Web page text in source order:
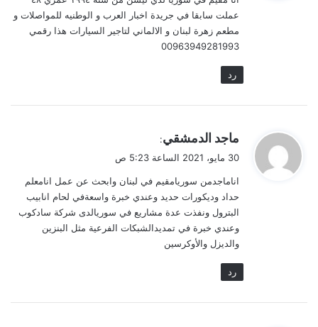
ل
عملت سابقا في جريدة اخبار العرب و الوطنيه للمواصلات و
مطعم زهرة لبنان و الالماني لتاجير السيارات هذا رقمي
00963949281993
رد
ق
ل
ماجد الدمشقي:
30 مايو، 2021 الساعة 5:23 ص
اناماجدمن سوريامقيم في لبنان وابحث عن عمل انامعلم
حداد وديكورات حديد وعندي خبرة واسعةفي لحام انابيب
البترول ونفذت عدة مشاريع في سوريالدى شركة سادكوب
وعندي خبرة في تمديدالشبكات الفرعية مثل البنزين
والديزل والأوكرسين
رد